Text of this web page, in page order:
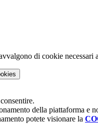
di cookie
della piattaforma e
potete visionare la